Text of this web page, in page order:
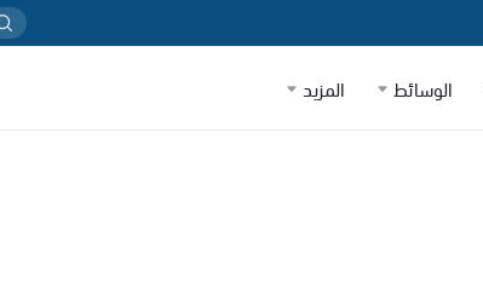
الوسائط المزيد